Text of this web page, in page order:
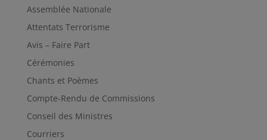
Assemblée Nationale
Attentats Terrorisme
Avis – Faire Part
Cérémonies
Chants et Poèmes
Compte-Rendu de Commissions
Conseil des Ministres
Courriers